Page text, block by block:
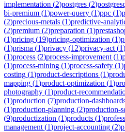
implementation (2)postgres (2)
bi-premium (1)power-query (1)ppc (1)
(2)precious-metals (1)predictive-
(2)premium (2)preparation (1)
(1)pricing (19)pricing-optimization (1)
(1)prisma (1)privacy (12)privacy-act (1)
(1)process (2)process-improvement (1)
(1)process-mining (1)process-safety (1)
costing (1)product-descriptions (1)
mapping (1)product-optimization (1)
photography (1)product-
(1)production (7)production-
(1)production-planning (2)production-
(9)productization (1)products (1)
management (1)project-accounting (2)